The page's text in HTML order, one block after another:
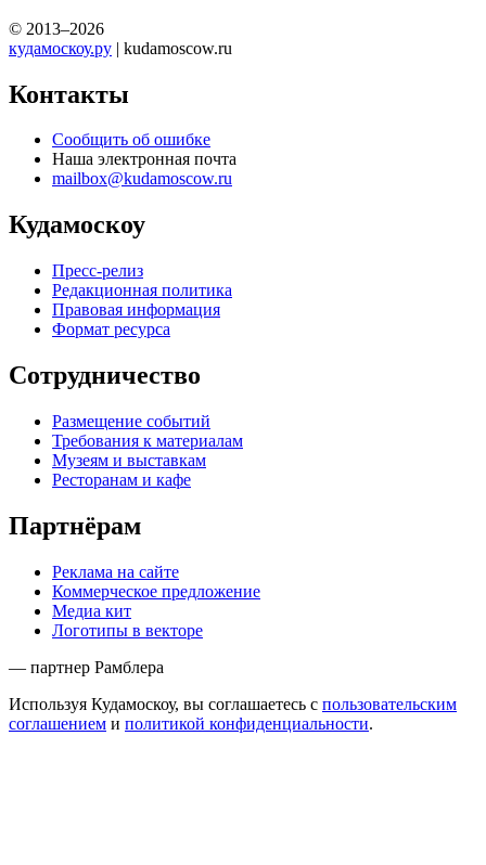
© 2013–2026
кудамоскоу.ру | kudamoscow.ru
Контакты
Сообщить об ошибке
Наша электронная почта
mailbox@kudamoscow.ru
Кудамоскоу
Пресс-релиз
Редакционная политика
Правовая информация
Формат ресурса
Сотрудничество
Размещение событий
Требования к материалам
Музеям и выставкам
Ресторанам и кафе
Партнёрам
Реклама на сайте
Коммерческое предложение
Медиа кит
Логотипы в векторе
— партнер Рамблера
Используя Кудамоскоу, вы соглашаетесь с пользовательским
соглашением и политикой конфиденциальности.